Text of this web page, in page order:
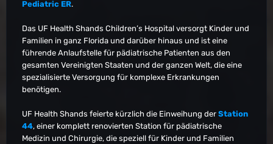
Pediatric ER.
Das UF Health Shands Children’s Hospital versorgt Kinder und
Familien in ganz Florida und darüber hinaus und ist eine
führende Anlaufstelle für pädiatrische Patienten aus den
gesamten Vereinigten Staaten und der ganzen Welt, die eine
spezialisierte Versorgung für komplexe Erkrankungen
benötigen.
UF Health Shands feierte kürzlich die Einweihung der Station
44, einer komplett renovierten Station für pädiatrische
Medizin und Chirurgie, die speziell für Kinder und Familien